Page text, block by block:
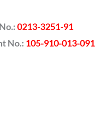
0213-3251-91
No.: 105-910-013-091